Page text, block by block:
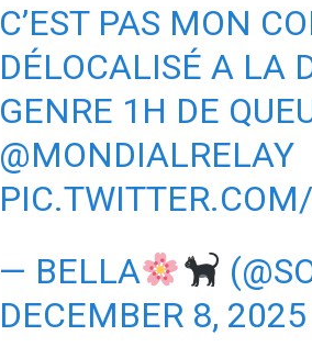
C’EST PAS MON
DÉLOCALISÉ A LA
GENRE 1H DE
@MONDIALRELAY
— BELLA
DECEMBER 8, 2025